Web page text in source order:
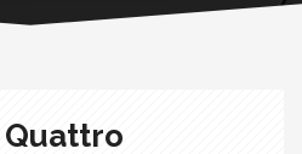
Quattro